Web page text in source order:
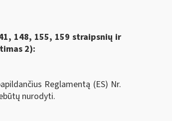
148, 155, 159 straipsnių ir
2):
Reglamentą (ES) Nr.
nurodyti.